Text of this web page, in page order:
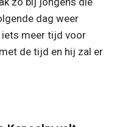
dag weer
iets meer tijd voor
de tijd en hij zal er